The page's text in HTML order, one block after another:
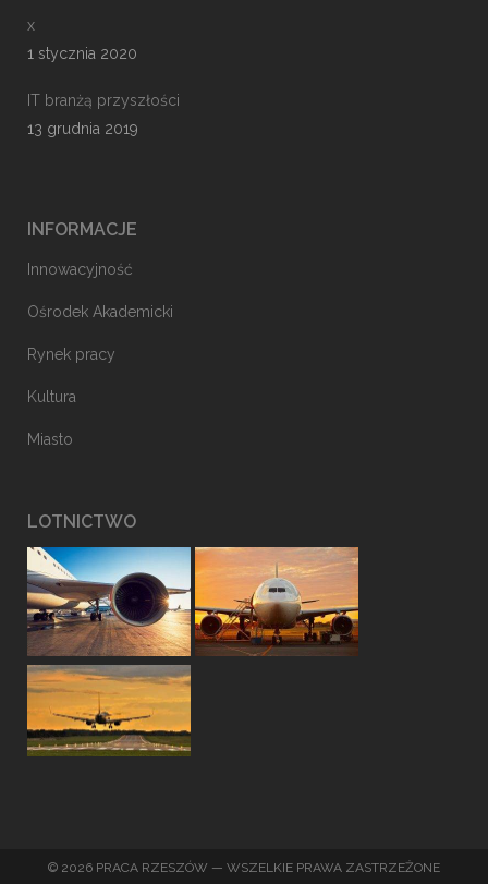
x
1 stycznia 2020
IT branżą przyszłości
13 grudnia 2019
INFORMACJE
Innowacyjność
Ośrodek Akademicki
Rynek pracy
Kultura
Miasto
LOTNICTWO
© 2026 PRACA RZESZÓW — WSZELKIE PRAWA ZASTRZEŻONE